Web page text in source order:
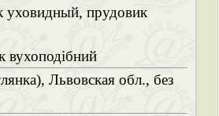
уховидный, прудовик
вухоподібний
Львовская обл., без